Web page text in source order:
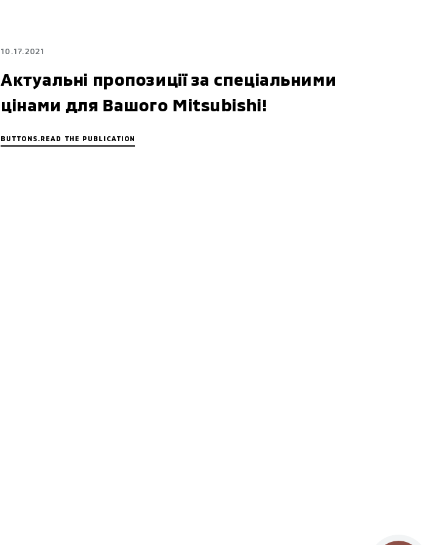
10.17.2021
Актуальні пропозиції за спеціальними
цінами для Вашого Mitsubishi!
BUTTONS.READ THE PUBLICATION